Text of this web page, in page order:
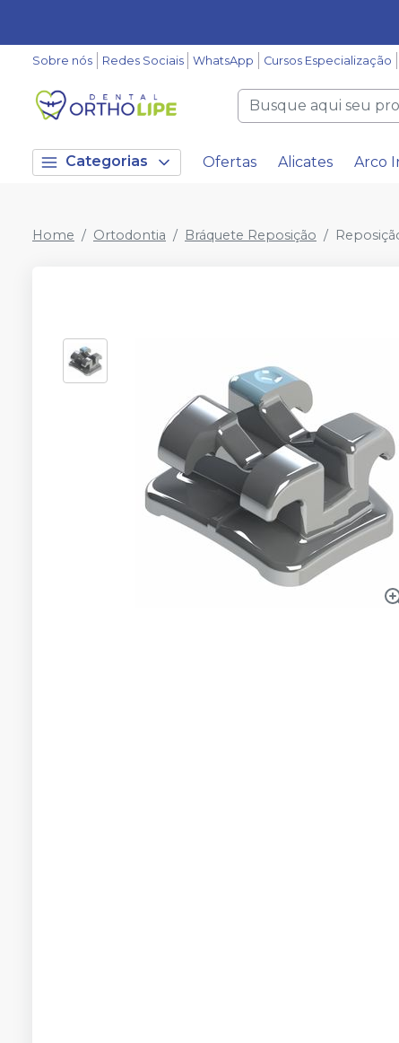
Sobre nós Redes Sociais WhatsApp Cursos Especialização
Categorias Ofertas Alicates Arco
Home Ortodontia Bráquete Reposição